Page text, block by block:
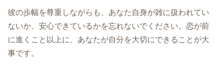
彼の歩幅を尊重しながらも、あなた自身が雑に扱われてい
ないか、安心できているかを忘れないでください。恋が前
に進くこと以上に、あなたが自分を大切にできることが大
事です。